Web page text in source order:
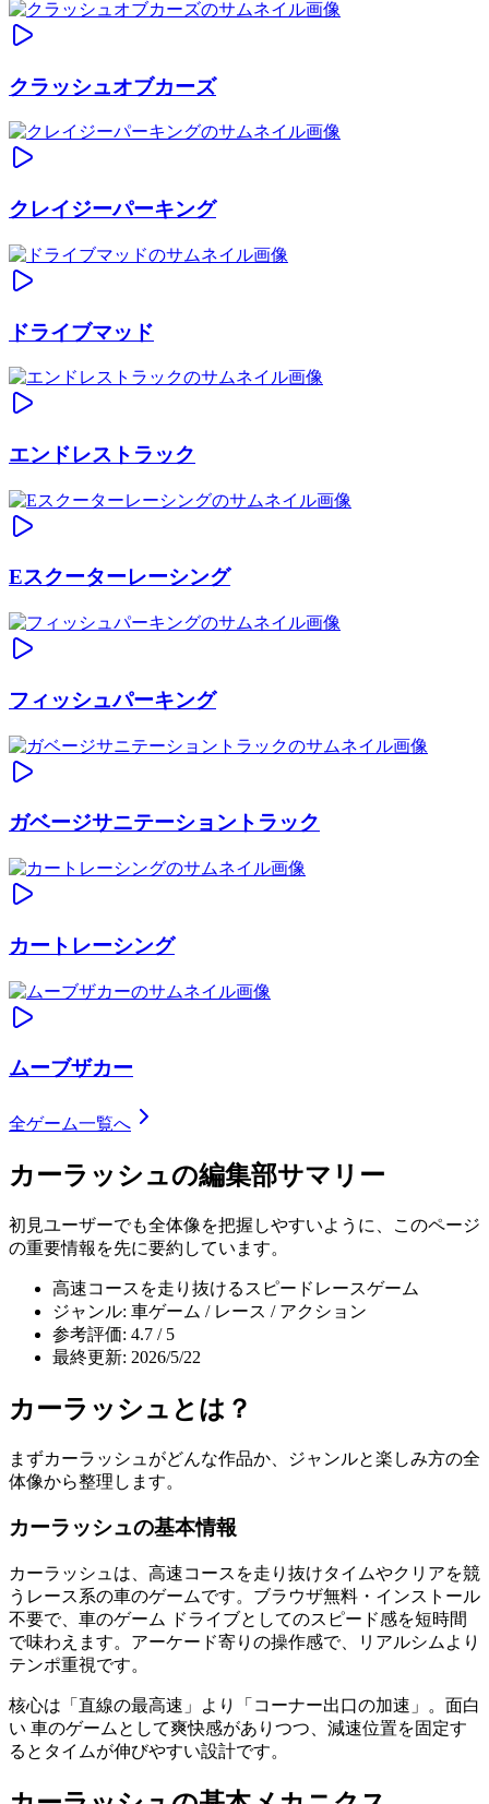
クラッシュオブカーズ
クレイジーパーキング
ドライブマッド
エンドレストラック
Eスクーターレーシング
フィッシュパーキング
ガベージサニテーショントラック
カートレーシング
ムーブザカー
全ゲーム一覧へ
カーラッシュの編集部サマリー
初見ユーザーでも全体像を把握しやすいように、このページ
の重要情報を先に要約しています。
高速コースを走り抜けるスピードレースゲーム
ジャンル: 車ゲーム / レース / アクション
参考評価: 4.7 / 5
最終更新: 2026/5/22
カーラッシュ とは？
まずカーラッシュ がどんな作品か、ジャンルと楽しみ方の全
体像から整理します。
カーラッシュの基本情報
カーラッシュは、高速コースを走り抜けタイムやクリアを競
うレース系の車のゲームです。ブラウザ無料・インストール
不要で、車のゲーム ドライブとしてのスピード感を短時間
で味わえます。アーケード寄りの操作感で、リアルシムより
テンポ重視です。
核心は「直線の最高速」より「コーナー出口の加速」。面白
い 車のゲームとして爽快感がありつつ、減速位置を固定す
るとタイムが伸びやすい設計です。